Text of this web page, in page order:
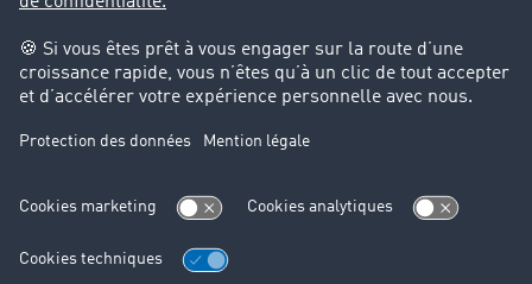
Protection des données
Cookie-Einstellungen
Support